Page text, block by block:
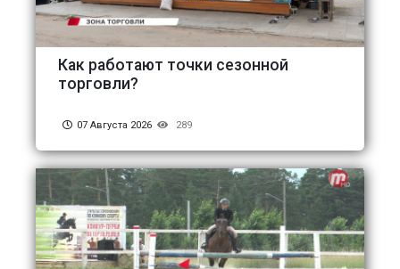
Как работают точки сезонной
торговли?
07 Августа 2026 289